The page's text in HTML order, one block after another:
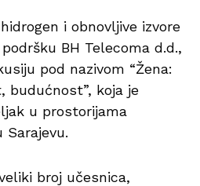
i obnovljive izvore
podršku BH Telecoma d.d.,
pod nazivom “Žena:
budućnost”, koja je
u prostorijama
Sarajevu.
broj učesnica,